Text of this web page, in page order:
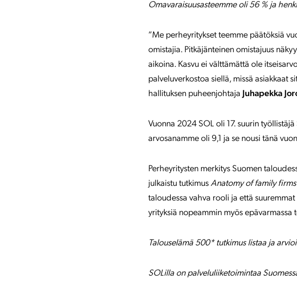
Omavaraisuusasteemme oli 56 % ja
”Me perheyritykset teemme päätöksiä
omistajia. Pitkäjänteinen omistajuus
aikoina. Kasvu ei välttämättä ole
palveluverkostoa siellä, missä asiakkaat
hallituksen puheenjohtaja Juhapekka
Vuonna 2024 SOL oli 17. suurin
arvosanamme oli 9,1 ja se nousi tänä
Perheyritysten merkitys Suomen
julkaistu tutkimus Anatomy of family
taloudessa vahva rooli ja että
yrityksiä nopeammin myös epävarmassa
Talouselämä 500* tutkimus listaa ja
SOLilla on palveluliiketoimintaa